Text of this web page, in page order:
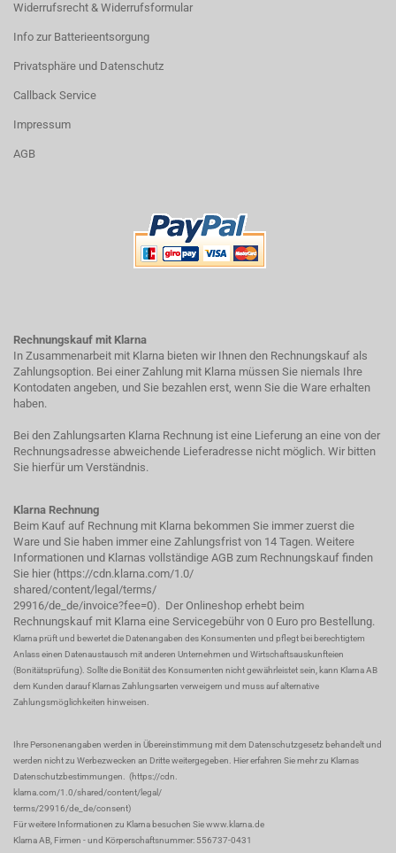
Widerrufsrecht & Widerrufsformular
Info zur Batterieentsorgung
Privatsphäre und Datenschutz
Callback Service
Impressum
AGB
Rechnungskauf mit Klarna
In Zusammenarbeit mit Klarna bieten wir Ihnen den Rechnungskauf als
Zahlungsoption. Bei einer Zahlung mit Klarna müssen Sie niemals Ihre
Kontodaten angeben, und Sie bezahlen erst, wenn Sie die Ware erhalten
haben.
Bei den Zahlungsarten Klarna Rechnung ist eine Lieferung an eine von der
Rechnungsadresse abweichende Lieferadresse nicht möglich. Wir bitten
Sie hierfür um Verständnis.
Klarna Rechnung
Beim Kauf auf Rechnung mit Klarna bekommen Sie immer zuerst die
Ware und Sie haben immer eine Zahlungsfrist von 14 Tagen. Weitere
Informationen und Klarnas vollständige AGB zum Rechnungskauf finden
Sie hier (https://cdn.klarna.com/1.0/
shared/content/legal/terms/
29916/de_de/invoice?fee=0). Der Onlineshop erhebt beim
Rechnungskauf mit Klarna eine Servicegebühr von 0 Euro pro Bestellung.
Klarna prüft und bewertet die Datenangaben des Konsumenten und pflegt bei berechtigtem
Anlass einen Datenaustausch mit anderen Unternehmen und Wirtschaftsauskunfteien
(Bonitätsprüfung). Sollte die Bonität des Konsumenten nicht gewährleistet sein, kann Klarna AB
dem Kunden darauf Klarnas Zahlungsarten verweigern und muss auf alternative
Zahlungsmöglichkeiten hinweisen.
Ihre Personenangaben werden in Übereinstimmung mit dem Datenschutzgesetz behandelt und
werden nicht zu Werbezwecken an Dritte weitergegeben. Hier erfahren Sie mehr zu Klarnas
Datenschutzbestimmungen.
(https://cdn.
klarna.com/1.0/shared/content/legal/
terms/29916/de_de/consent)
Für weitere Informationen zu Klarna besuchen Siewww.klarna.de
Klarna AB, Firmen - und Körperschaftsnummer: 556737-0431